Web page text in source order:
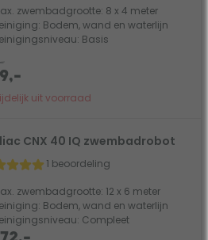
zwembadgrootte: 8 x 4 meter
Bodem, wand en waterlijn
Basis
uit voorraad
CNX 40 IQ zwembadrobot
1 beoordeling
zwembadgrootte: 12 x 6 meter
Bodem, wand en waterlijn
Compleet